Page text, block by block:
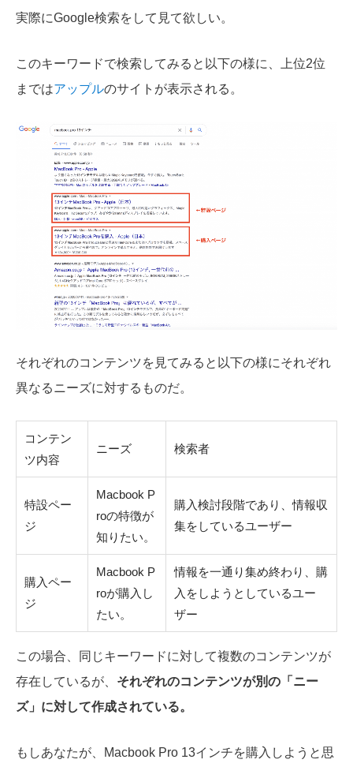
実際にGoogle検索をして見て欲しい。
このキーワードで検索してみると以下の様に、上位2位
まではアップルのサイトが表示される 。
それぞれのコンテンツを見てみると以下の様にそれぞれ
異なるニーズに対するものだ。
コンテン
ツ内容
ニーズ 検索者
特設ペー
ジ
Macbook P
roの特徴が
知りたい。
購入検討段階であり、情報収
集をしているユーザー
購入ペー
ジ
Macbook P
roが購入し
たい。
情報を一通り集め終わり、購
入をしようとしているユー
ザー
この場合、同じキーワードに対して複数のコンテンツが
存在しているが、 それぞれのコンテンツが別の「ニー
ズ」に対して作成されている。
もしあなたが、Macbook Pro 13インチを購入しようと思